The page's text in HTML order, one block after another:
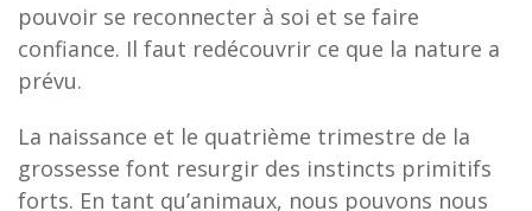
pouvoir se reconnecter à soi et se faire
confiance. Il faut redécouvrir ce que la nature a
prévu.
La naissance et le quatrième trimestre de la
grossesse font resurgir des instincts primitifs
forts. En tant qu’animaux, nous pouvons nous